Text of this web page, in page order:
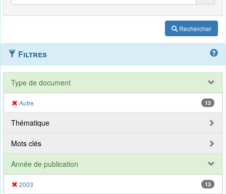
Rechercher
Filtres
Type de document
Autre 13
Thématique
Mots clés
Année de publication
2003 13